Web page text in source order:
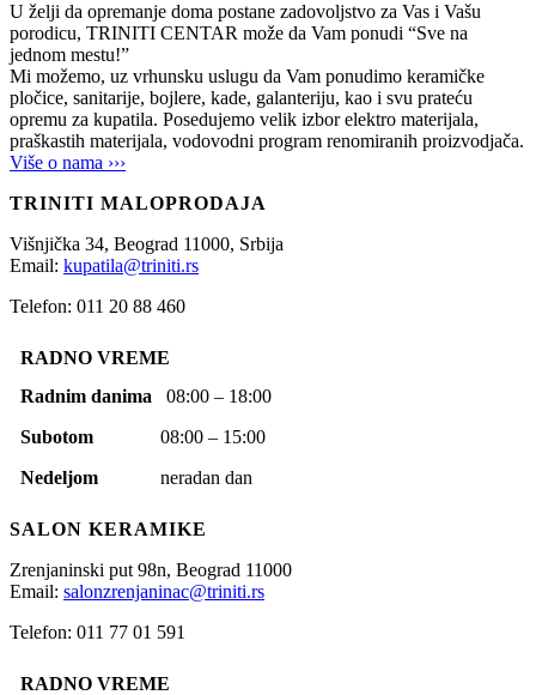
U želji da opremanje doma postane zadovoljstvo za Vas i Vašu
porodicu, TRINITI CENTAR može da Vam ponudi “Sve na
jednom mestu!”
Mi možemo, uz vrhunsku uslugu da Vam ponudimo keramičke
pločice, sanitarije, bojlere, kade, galanteriju, kao i svu prateću
opremu za kupatila. Posedujemo velik izbor elektro materijala,
praškastih materijala, vodovodni program renomiranih proizvodjača.
Više o nama ›››
TRINITI MALOPRODAJA
Višnjička 34, Beograd 11000, Srbija
Email: kupatila@triniti.rs
Telefon: 011 20 88 460
RADNO VREME
Radnim danima 08:00 – 18:00
Subotom 08:00 – 15:00
Nedeljom neradan dan
SALON KERAMIKE
Zrenjaninski put 98n, Beograd 11000
Email: salonzrenjaninac@triniti.rs
Telefon: 011 77 01 591
RADNO VREME